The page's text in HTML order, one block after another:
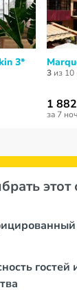
3*
3из 10
1
за 7
этот
гостей